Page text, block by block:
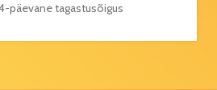
päevane tagastusõigus